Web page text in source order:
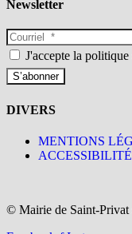
Newsletter
J'accepte la
DIVERS
MENTIONS
ACCESSIBILITÉ
© Mairie de Saint-Privat